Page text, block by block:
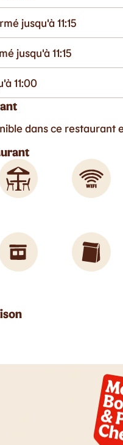
jusqu'à 11:15
jusqu'à 11:15
11:00
dans ce restaurant